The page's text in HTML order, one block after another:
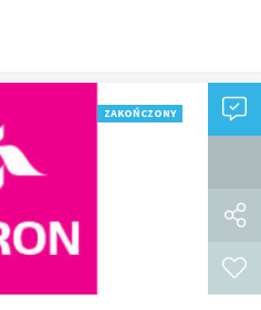
ZAKOŃCZONY